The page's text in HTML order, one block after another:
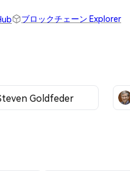
ブロックチェーン Explorer
Goldfeder